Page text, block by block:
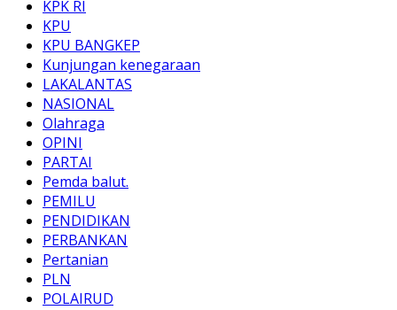
KPK RI
KPU
KPU BANGKEP
Kunjungan kenegaraan
LAKALANTAS
NASIONAL
Olahraga
OPINI
PARTAI
Pemda balut.
PEMILU
PENDIDIKAN
PERBANKAN
Pertanian
PLN
POLAIRUD